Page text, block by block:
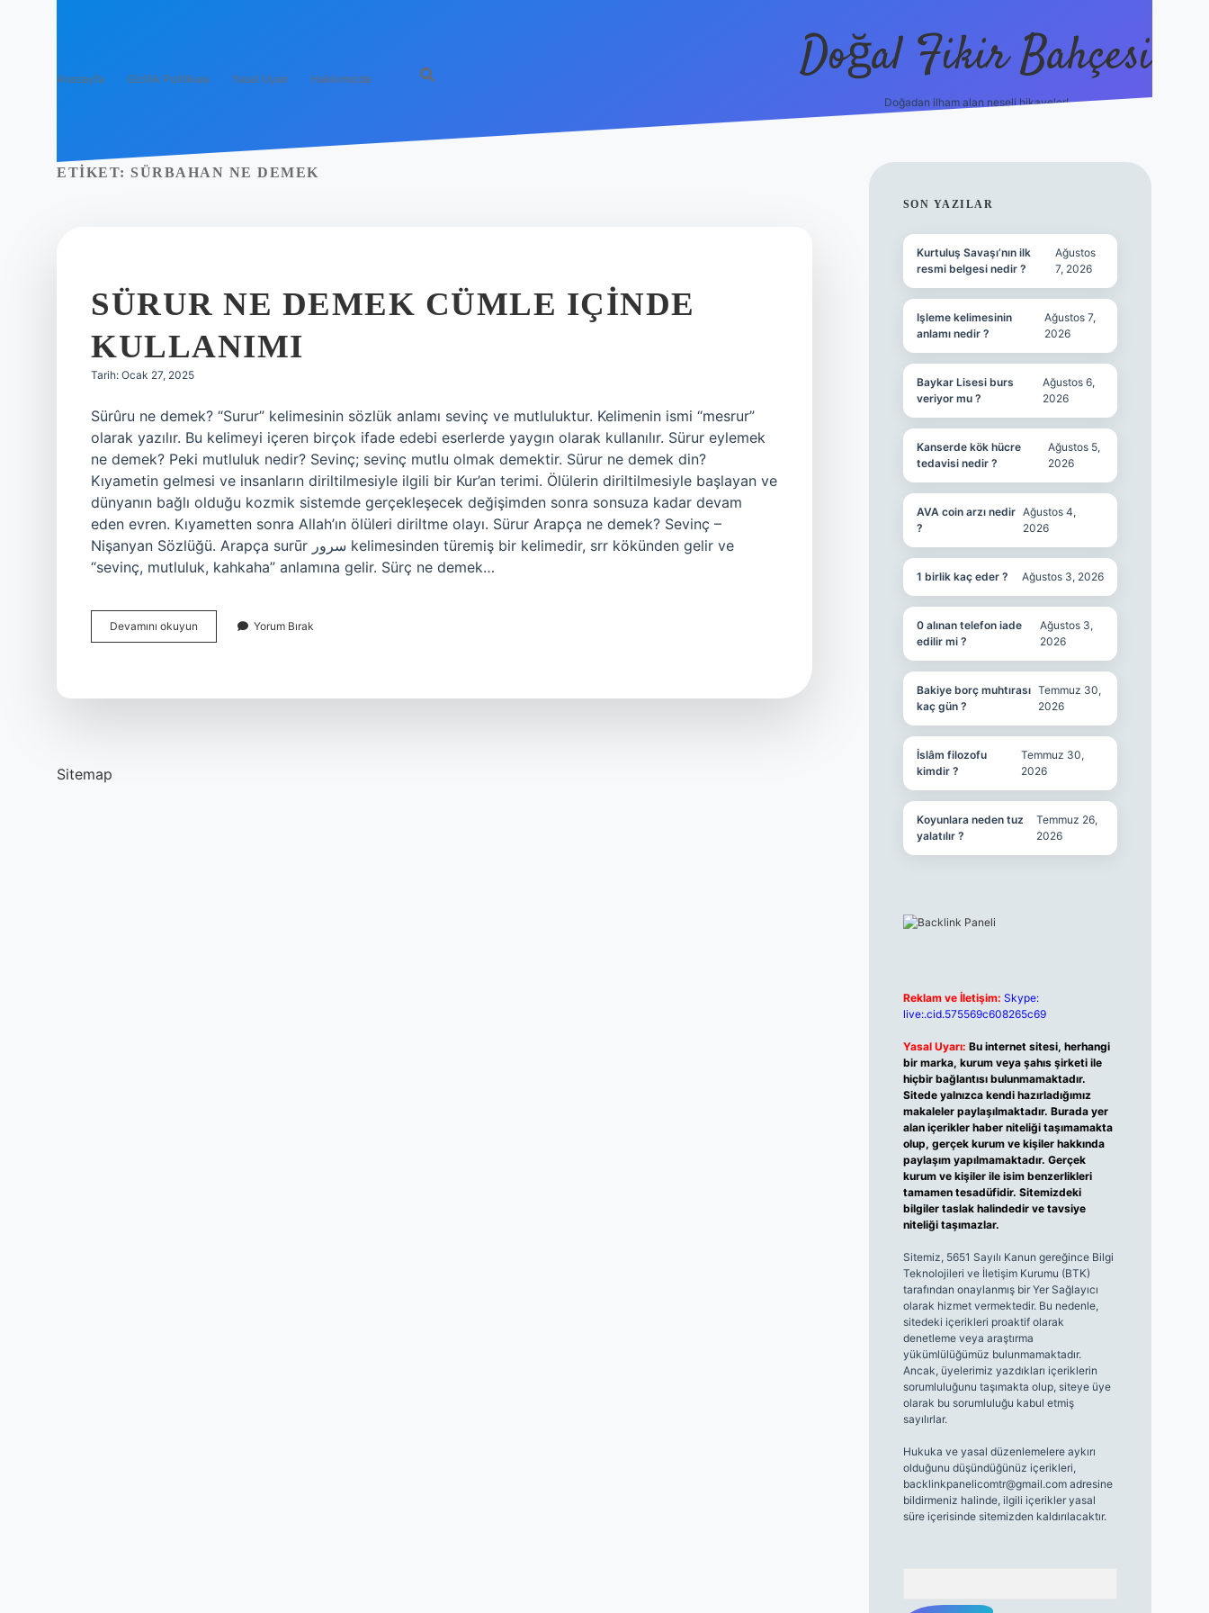
Anasayfa Gizlilik Politikası Yasal Uyarı Hakkımızda Doğal Fikir Bahçesi
Doğadan ilham alan neşeli hikayeler!
ETIKET: SÜRBAHAN NE DEMEK
SÜRUR NE DEMEK CÜMLE IÇINDE
KULLANIMI
Tarih: Ocak 27, 2025
Sürûru ne demek? “Surur” kelimesinin sözlük anlamı sevinç ve mutluluktur. Kelimenin ismi “mesrur”
olarak yazılır. Bu kelimeyi içeren birçok ifade edebi eserlerde yaygın olarak kullanılır. Sürur eylemek
ne demek? Peki mutluluk nedir? Sevinç; sevinç mutlu olmak demektir. Sürur ne demek din?
Kıyametin gelmesi ve insanların diriltilmesiyle ilgili bir Kur’an terimi. Ölülerin diriltilmesiyle başlayan ve
dünyanın bağlı olduğu kozmik sistemde gerçekleşecek değişimden sonra sonsuza kadar devam
eden evren. Kıyametten sonra Allah’ın ölüleri diriltme olayı. Sürur Arapça ne demek? Sevinç –
Nişanyan Sözlüğü. Arapça surūr سرور kelimesinden türemiş bir kelimedir, srr kökünden gelir ve
“sevinç, mutluluk, kahkaha” anlamına gelir. Sürç ne demek…
Devamını okuyun
Ne
Yorum Bırak
Sitemap
SIDEBAR
SON YAZILAR
Kurtuluş Savaşı’nın ilk
resmi belgesi nedir ?
Ağustos
7, 2026
Işleme kelimesinin
anlamı nedir ?
Ağustos 7,
2026
Baykar Lisesi burs
veriyor mu ?
Ağustos 6,
2026
Kanserde kök hücre
tedavisi nedir ?
Ağustos 5,
2026
AVA coin arzı nedir
?
Ağustos 4,
2026
1 birlik kaç eder ? Ağustos 3, 2026
0 alınan telefon iade
edilir mi ?
Ağustos 3,
2026
Bakiye borç muhtırası
kaç gün ?
Temmuz 30,
2026
İslâm filozofu
kimdir ?
Temmuz 30,
2026
Koyunlara neden tuz
yalatılır ?
Temmuz 26,
2026
Reklam ve İletişim: Skype:
live:.cid.575569c608265c69
Yasal Uyarı: Bu internet sitesi, herhangi
bir marka, kurum veya şahıs şirketi ile
hiçbir bağlantısı bulunmamaktadır.
Sitede yalnızca kendi hazırladığımız
makaleler paylaşılmaktadır. Burada yer
alan içerikler haber niteliği taşımamakta
olup, gerçek kurum ve kişiler hakkında
paylaşım yapılmamaktadır. Gerçek
kurum ve kişiler ile isim benzerlikleri
tamamen tesadüfidir. Sitemizdeki
bilgiler taslak halindedir ve tavsiye
niteliği taşımazlar.
Sitemiz, 5651 Sayılı Kanun gereğince Bilgi
Teknolojileri ve İletişim Kurumu (BTK)
tarafından onaylanmış bir Yer Sağlayıcı
olarak hizmet vermektedir. Bu nedenle,
sitedeki içerikleri proaktif olarak
denetleme veya araştırma
yükümlülüğümüz bulunmamaktadır.
Ancak, üyelerimiz yazdıkları içeriklerin
sorumluluğunu taşımakta olup, siteye üye
olarak bu sorumluluğu kabul etmiş
sayılırlar.
Hukuka ve yasal düzenlemelere aykırı
olduğunu düşündüğünüz içerikleri,
backlinkpanelicomtr@gmail.comadresine
bildirmeniz halinde, ilgili içerikler yasal
süre içerisinde sitemizden kaldırılacaktır.
grandoperabet